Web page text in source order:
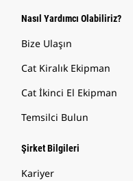
Nasıl Yardımcı Olabiliriz?
Bize Ulaşın
Cat Kiralık Ekipman
Cat İkinci El Ekipman
Temsilci Bulun
Şirket Bilgileri
Kariyer